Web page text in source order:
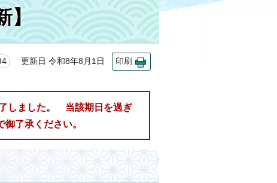
更新日 令和8年8月1日 印刷
しました。 当該期日を過ぎ
了承ください。